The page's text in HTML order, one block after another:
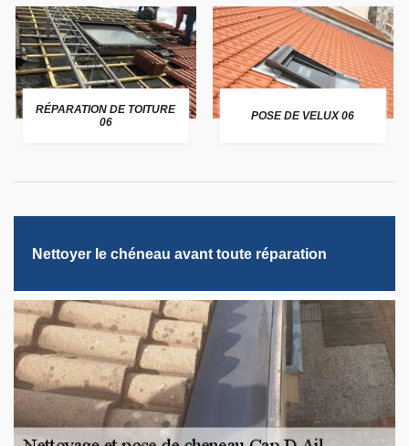
RÉPARATION DE TOITURE
06
POSE DE VELUX 06
Nettoyer le chéneau avant toute réparation